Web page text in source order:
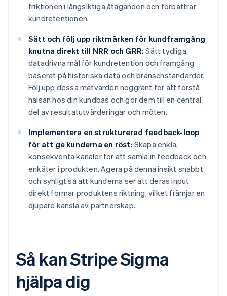
friktionen i långsiktiga åtaganden och förbättrar
kundretentionen.
Sätt och följ upp riktmärken för kundframgång
knutna direkt till NRR och GRR: Sätt tydliga,
datadrivna mål för kundretention och framgång
baserat på historiska data och branschstandarder.
Följ upp dessa mätvärden noggrant för att förstå
hälsan hos din kundbas och gör dem till en central
del av resultatutvärderingar och möten.
Implementera en strukturerad feedback-loop
för att ge kunderna en röst: Skapa enkla,
konsekventa kanaler för att samla in feedback och
enkäter i produkten. Agera på denna insikt snabbt
och synligt så att kunderna ser att deras input
direkt formar produktens riktning, vilket främjar en
djupare känsla av partnerskap.
Så kan Stripe Sigma
hjälpa dig